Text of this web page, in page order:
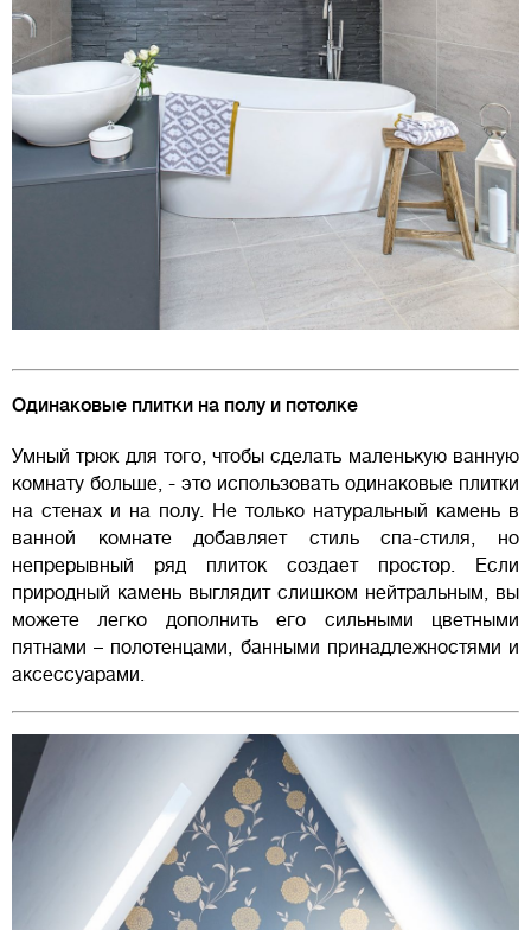
Одинаковые плитки на полу и потолке
Умный трюк для того, чтобы сделать маленькую ванную
комнату больше, - это использовать одинаковые плитки
на стенах и на полу. Не только натуральный камень в
ванной комнате добавляет стиль спа-стиля, но
непрерывный ряд плиток создает простор. Если
природный камень выглядит слишком нейтральным, вы
можете легко дополнить его сильными цветными
пятнами – полотенцами, банными принадлежностями и
аксессуарами.